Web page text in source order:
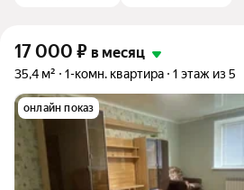
17 000 ₽ в месяц
35,4 м² 1-комн. квартира 1 этаж из 5
онлайн показ